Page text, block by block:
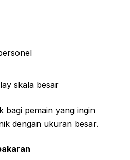
skala besar
bagi pemain yang ingin
dengan ukuran besar.